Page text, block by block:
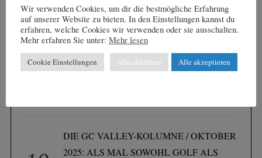
WEIHNACHTEN GOLFER/INNEN IHRE
SÜNDEN SÜHNEN
DIE GC VALLEY-KOLUMNE /
DIE GC VALLEY-KOLUMNE / OKTOBER
2025: ALS MAL SOWOHL GOLF ALS
Wir verwenden Cookies, um dir die bestmögliche Erfahrung
auf unserer Website zu bieten. In den Einstellungen kannst du
erfahren, welche Cookies wir verwenden oder sie ausschalten.
Mehr erfahren Sie unter: Mehr lesen
Cookie Einstellungen Alle ablehnen Alle akzeptieren